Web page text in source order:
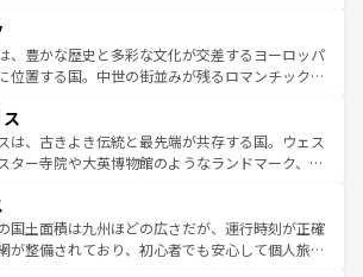
方によって風土や気候が異なるスペインはその個
性で訪れる人を魅了する。 なお、新着のスペイン情報は コ
一覧を参照してほしい。
い魅力が詰まっている。華麗な宮殿、歴史的な大
しいビーチ、そして豊かな自然が、訪れる者を心
する。また、フランスは美食の国としても知ら
ャンパンの発祥地であるランス、プロヴァンスの
ラベンダー畑など、多彩な楽しみ方が可能だ。さ
リ以外の地域にも魅力が溢れており、どの街角に
に足を運ぶとそれぞれで全く異なる文化を体験で
きるだろう。 なお、新着のフランス情報はコンテンツ一覧
てほしい。
、豊かな歴史と多彩な文化が交差するヨーロッパ
位置する国。中世の街並みが残るロマンチック街
この国は、どこを歩いても飽きることがない。ベ
文化的活気、バイエルン州のアルプスの絶景、そ
ン川沿いのワイン畑といった風景は必見。ビール
きな人にはぜひ体験してほしい。 なお、新着の
報はコンテンツ一覧を参照してほしい。
は、古きよき伝統と最先端が共存する国。ウェス
ター寺院や大英博物館のようなランドマーク、歴
に異なる魅力がある。また、優雅なアフタヌーン
ビール好きにはたまらない英国パブ、サッカー観
本場だからこそできる体験も豊富。イギリスを旅
国土面積は九州ほどの広さだが、運行時刻が正確
が整備されており、初心者でも安心して個人旅行